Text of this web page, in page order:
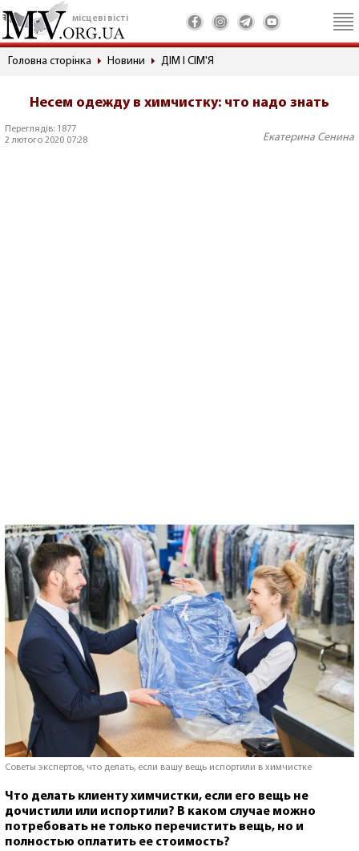
місцеві вісті
Головна сторінка Новини ДІМ І СІМ'Я
Несем одежду в химчистку: что надо знать
Переглядів: 1877
2 лютого 2020 07:28
Екатерина Сенина
Советы экспертов, что делать, если вашу вещь испортили в химчистке
Что делать клиенту химчистки, если его вещь не
дочистили или испортили? В каком случае можно
потребовать не только перечистить вещь, но и
полностью оплатить ее стоимость?